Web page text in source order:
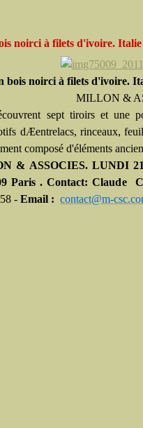
noirci à filets d'ivoire.
bois noirci à filets d'ivoire.
MILLON &
sept tiroirs et une
dÆentrelacs, rinceaux,
composé d'éléments
& ASSOCIES. LUNDI
Paris . Contact: Claude
- Email : contact@m-